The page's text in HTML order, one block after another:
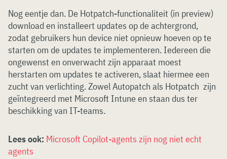
Nog eentje dan. De Hotpatch-functionaliteit (in preview)
download en installeert updates op de achtergrond,
zodat gebruikers hun device niet opnieuw hoeven op te
starten om de updates te implementeren. Iedereen die
ongewenst en onverwacht zijn apparaat moest
herstarten om updates te activeren, slaat hiermee een
zucht van verlichting. Zowel Autopatch als Hotpatch zijn
geïntegreerd met Microsoft Intune en staan dus ter
beschikking van IT-teams.
Lees ook: Microsoft Copilot-agents zijn nog niet echt
agents